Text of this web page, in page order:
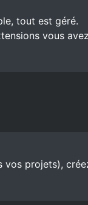
tout est géré.
vous
vos projets),